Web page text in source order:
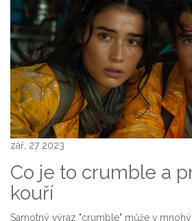
zář, 27 2023
Co je to crumble a
kouří
Samotný výraz "crumble" může v